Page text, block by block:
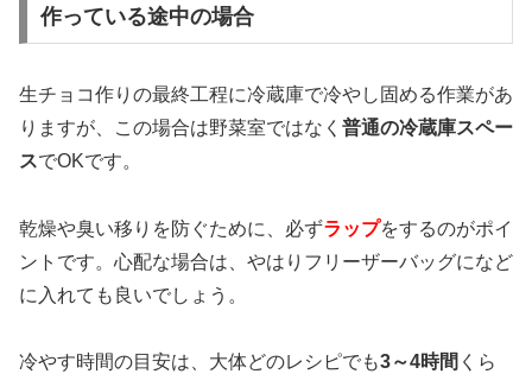
作っている途中の場合
生チョコ作りの最終工程に冷蔵庫で冷やし固める作業があ
りますが、この場合は野菜室ではなく 普通の冷蔵庫スペー
スでOKです。
乾燥や臭い移りを防ぐために、必ずラップをするのがポイ
ントです。心配な場合は、やはりフリーザーバッグになど
に入れても良いでしょう。
冷やす時間の目安は、大体どのレシピでも3～4時間 くら